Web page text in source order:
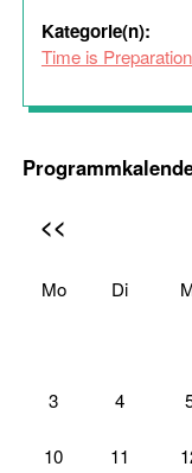
Kategorie(n):
Time is Preparation
<<
Mo Di
3 4
10 11